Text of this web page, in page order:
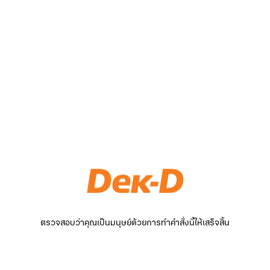
ตรวจสอบว่าคุณเป็นมนุษย์ด้วยการทำคำสั่งนี้ให้เสร็จสิ้น